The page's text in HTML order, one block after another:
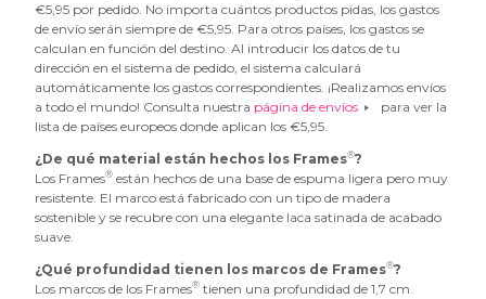
€5,95 por pedido. No importa cuántos productos pidas, los gastos
de envío serán siempre de €5,95. Para otros países, los gastos se
calculan en función del destino. Al introducir los datos de tu
dirección en el sistema de pedido, el sistema calculará
automáticamente los gastos correspondientes. ¡Realizamos envíos
a todo el mundo! Consulta nuestra página de envíos
para ver la
lista de países europeos donde aplican los €5,95.
¿De qué material están hechos los Frames®?
Los Frames® están hechos de una base de espuma ligera pero muy
resistente. El marco está fabricado con un tipo de madera
sostenible y se recubre con una elegante laca satinada de acabado
suave.
¿Qué profundidad tienen los marcos de Frames®?
Los marcos de los Frames® tienen una profundidad de 1,7 cm.